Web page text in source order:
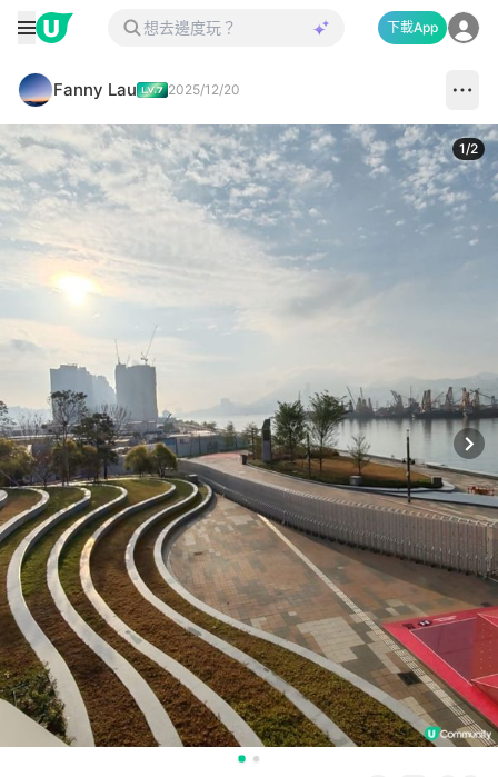
下載App
Fanny Lau 2025/12/20
1/2